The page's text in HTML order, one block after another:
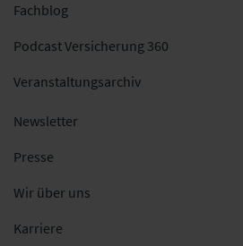
Fachblog
Podcast Versicherung 360
Veranstaltungsarchiv
Newsletter
Presse
Wir über uns
Karriere